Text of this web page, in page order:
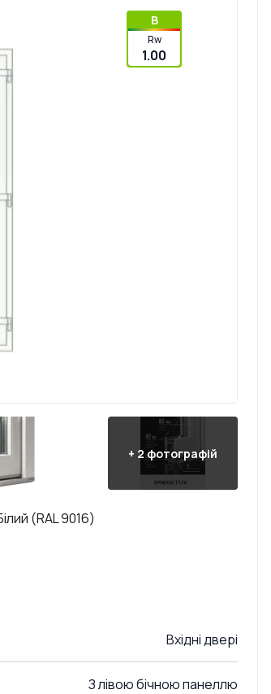
B
Rw
1.00
+ 2 фотографій
(RAL 9016)
Вхідні двері
З лівою бічною панеллю